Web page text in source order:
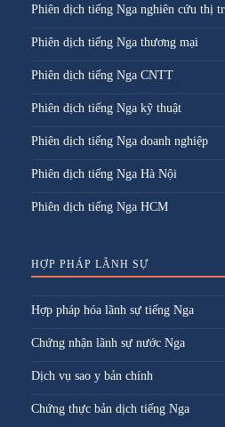
Phiên dịch tiếng Nga nghiên cứu thị
Phiên dịch tiếng Nga thương mại
Phiên dịch tiếng Nga CNTT
Phiên dịch tiếng Nga kỹ thuật
Phiên dịch tiếng Nga doanh nghiệp
Phiên dịch tiếng Nga Hà Nội
Phiên dịch tiếng Nga HCM
HỢP PHÁP LÃNH SỰ
Hợp pháp hóa lãnh sự tiếng Nga
Chứng nhận lãnh sự nước Nga
Dịch vụ sao y bản chính
Chứng thực bản dịch tiếng Nga